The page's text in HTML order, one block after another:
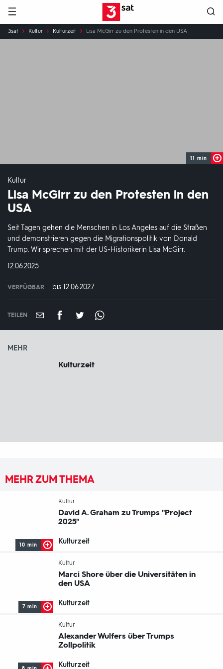
Hauptnavigation 3SAT
Sie
sind
3sat Kultur Kulturzeit Lisa McGirr zu den Protesten in den USA
11 min
Kultur
Lisa McGirr zu den Protesten in den
USA
Seit Tagen gehen die Menschen in Los Angeles auf die Straßen
und demonstrieren gegen die Migrationspolitik von Donald
Trump. Wir sprechen mit der US-Historikerin Lisa McGirr.
DATUM:
12.06.2025
VERFÜGBAR bis 12.06.2027
TEILEN
MEHR
Kulturzeit
MEHR ZUM THEMA
Kultur
David A. Graham zu Trumps "Project
2025"
Kulturzeit
10 min
Kultur
Marci Shore über die Universitäten in
den USA
Kulturzeit
7 min
Kultur
Alexander Wulfers über Trumps
Zollpolitik
Kulturzeit